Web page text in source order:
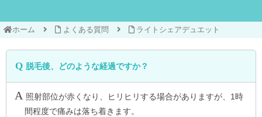
ホーム よくある質問 ライトシェアデュエット
脱毛後、どのような経過ですか？
照射部位が赤くなり、ヒリヒリする場合がありますが、1時
間程度で痛みは落ち着きます。